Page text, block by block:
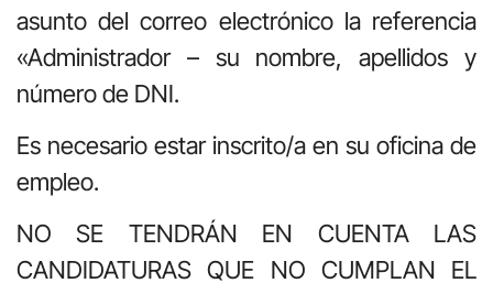
asunto del correo electrónico la referencia
«Administrador – su nombre, apellidos y
número de DNI.
Es necesario estar inscrito/a en su oficina de
empleo.
NO SE TENDRÁN EN CUENTA LAS
CANDIDATURAS QUE NO CUMPLAN EL